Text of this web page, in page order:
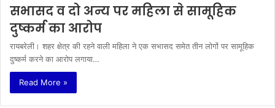
सभासद व दो अन्य पर महिला से सामूहिक
दुष्कर्म का आरोप
रायबरेली। शहर क्षेत्र की रहने वाली महिला ने एक सभासद समेत तीन लोगों पर सामूहिक
दुष्कर्म करने का आरोप लगाया…
Read More »